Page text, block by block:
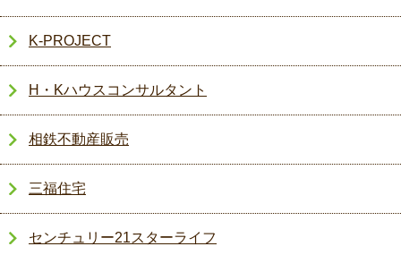
K-PROJECT
H・Kハウスコンサルタント
相鉄不動産販売
三福住宅
センチュリー21スターライフ